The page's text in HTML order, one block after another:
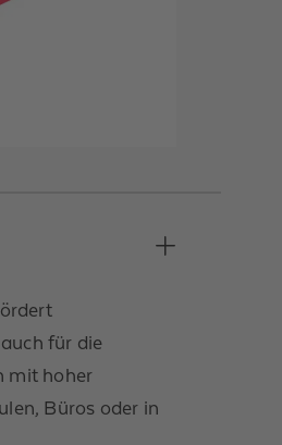
für die
mit hoher
Büros oder in